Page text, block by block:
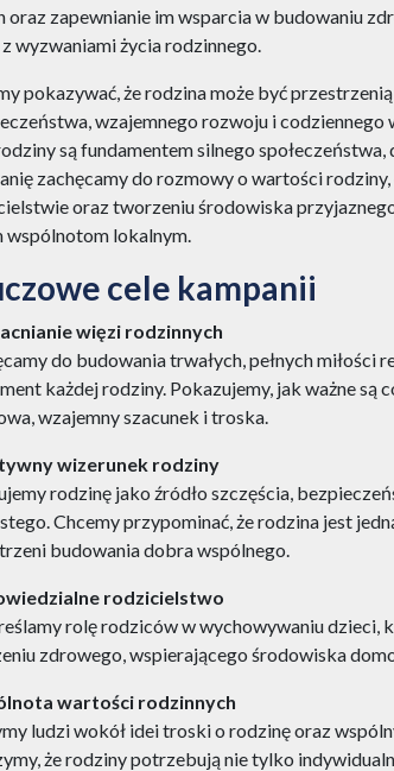
oraz zapewnianie im wsparcia w budowaniu
wyzwaniami życia rodzinnego.
pokazywać, że rodzina może być
wzajemnego rozwoju i codziennego
są fundamentem silnego
zachęcamy do rozmowy o wartości
oraz tworzeniu środowiska
wspólnotom lokalnym.
cele kampanii
więzi rodzinnych
do budowania trwałych, pełnych miłości
każdej rodziny. Pokazujemy, jak ważne są
wzajemny szacunek i troska.
wizerunek rodziny
rodzinę jako źródło szczęścia,
Chcemy przypominać, że rodzina jest
budowania dobra wspólnego.
rodzicielstwo
rolę rodziców w wychowywaniu dzieci,
zdrowego, wspierającego środowiska
wartości rodzinnych
ludzi wokół idei troski o rodzinę oraz
że rodziny potrzebują nie tylko